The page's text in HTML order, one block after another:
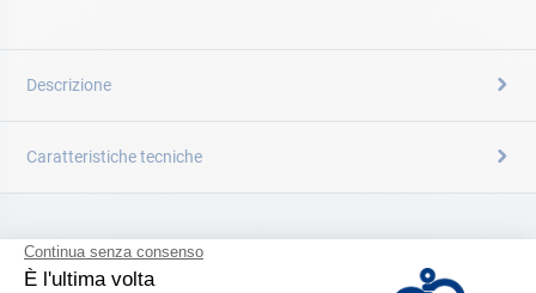
Descrizione
Caratteristiche tecniche